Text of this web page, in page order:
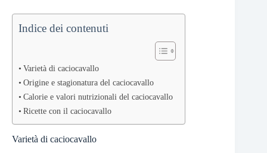
Indice dei contenuti
Varietà di caciocavallo
Origine e stagionatura del caciocavallo
Calorie e valori nutrizionali del caciocavallo
Ricette con il caciocavallo
Varietà di caciocavallo